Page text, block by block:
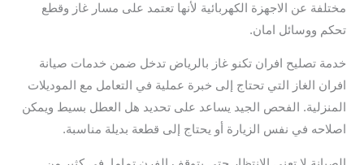
مختلفة عن الاجهزة الكهربائية لأنها تعتمد على مسار غاز وقطع
تحكم ووسائل امان.
خدمة تصليح افران تكنو غاز بالرياض تدخل ضمن خدمات صيانة
افران الغاز التي تحتاج إلى خبرة عملية في التعامل مع الموديلات
المنزلية. الفحص الجيد يساعد على تحديد هل العطل بسيط ويمكن
اصلاحه في نفس الزيارة أو يحتاج إلى قطعة بديلة مناسبة.